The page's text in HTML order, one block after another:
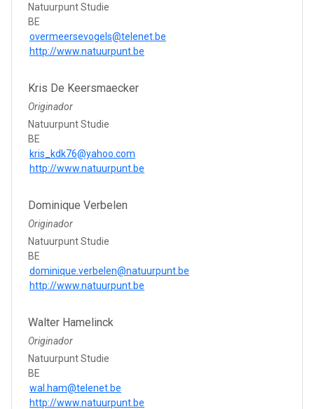
Natuurpunt Studie
BE
overmeersevogels@telenet.be
http://www.natuurpunt.be
Kris De Keersmaecker
Originador
Natuurpunt Studie
BE
kris_kdk76@yahoo.com
http://www.natuurpunt.be
Dominique Verbelen
Originador
Natuurpunt Studie
BE
dominique.verbelen@natuurpunt.be
http://www.natuurpunt.be
Walter Hamelinck
Originador
Natuurpunt Studie
BE
wal.ham@telenet.be
http://www.natuurpunt.be